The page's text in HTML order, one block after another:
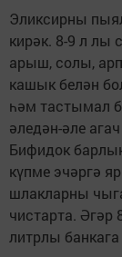
Эликсирны
кирәк. 8-9 л лы
арыш, солы,
кашык белән
һәм тастымал
әледән-әле
Бифидок
күпме эчәргә
шлакларны
чистарта. Әгәр
литрлы